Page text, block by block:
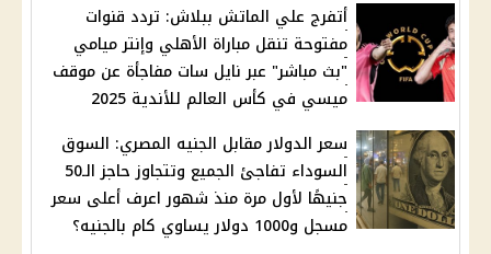
أتفرج علي الماتش ببلاش: تردد قنوات
مفتوحة تنقل مباراة الأهلي وإنتر ميامي
"بث مباشر" عبر نايل سات مفاجأة عن موقف
ميسي في كأس العالم للأندية 2025
سعر الدولار مقابل الجنيه المصري: السوق
السوداء تفاجئ الجميع وتتجاوز حاجز الـ50
جنيهًا لأول مرة منذ شهور اعرف أعلى سعر
مسجل و1000 دولار يساوي كام بالجنيه؟